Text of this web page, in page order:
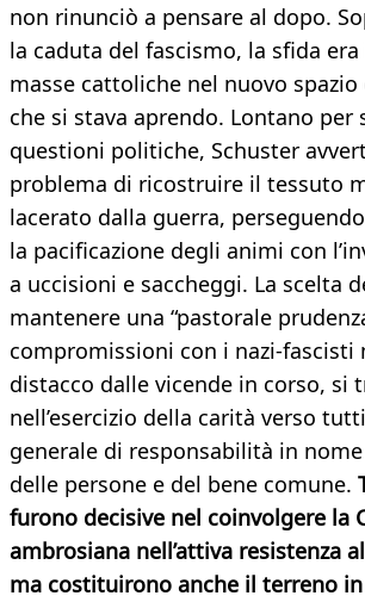
non rinunciò a pensare al dopo.
la caduta del fascismo, la sfida
masse cattoliche nel nuovo
che si stava aprendo. Lontano per
questioni politiche, Schuster
problema di ricostruire il tessuto
lacerato dalla guerra,
la pacificazione degli animi con
a uccisioni e saccheggi. La scelta
mantenere una “pastorale
compromissioni con i nazi-fascisti
distacco dalle vicende in corso, si
nell’esercizio della carità verso
generale di responsabilità in
delle persone e del bene comune.
furono decisive nel coinvolgere la
ambrosiana nell’attiva resistenza
ma costituirono anche il terreno